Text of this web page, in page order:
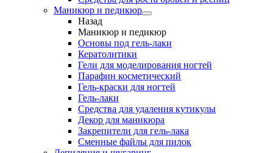
Маникюр и педикюр
Назад
Маникюр и педикюр
Основы под гель-лаки
Кератолитики
Гели для моделирования ногтей
Парафин косметический
Гель-краски для ногтей
Гель-лаки
Средства для удаления кутикулы
Декор для маникюра
Закрепители для гель-лака
Сменные файлы для пилок